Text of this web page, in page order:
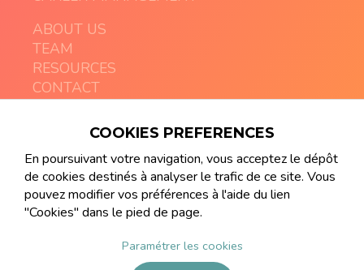
ABOUT US
TEAM
RESOURCES
CONTACT
contact@artemia-executive.com
+41 21 213 08 03
© ARTEMIA Gender Diversity Executive Search
COOKIES PREFERENCES
En poursuivant votre navigation, vous acceptez le dépôt
de cookies destinés à analyser le trafic de ce site. Vous
pouvez modifier vos préférences à l'aide du lien
"Cookies" dans le pied de page.
Paramétrer les cookies